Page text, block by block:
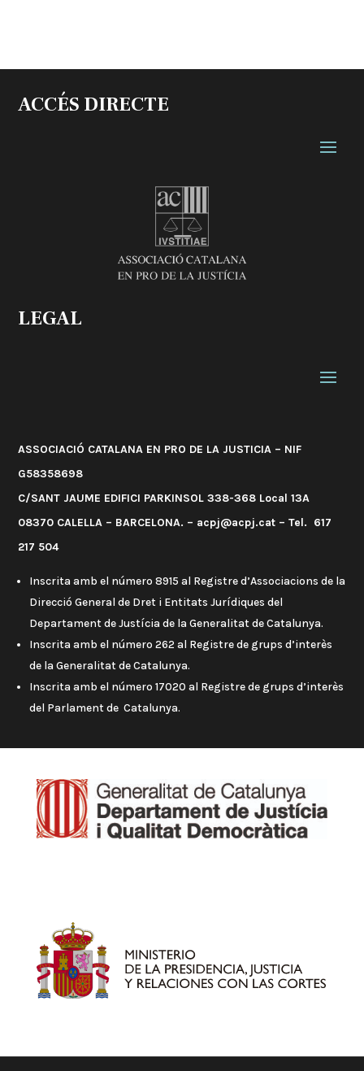
ACCÉS DIRECTE
LEGAL
ASSOCIACIÓ CATALANA EN PRO DE LA JUSTICIA – NIF
G58358698
C/SANT JAUME EDIFICI PARKINSOL 338-368 Local 13A
08370 CALELLA – BARCELONA. – acpj@acpj.cat – Tel. 617
217 504
Inscrita amb el número 8915 al Registre d’Associacions de la
Direcció General de Dret i Entitats Jurídiques del
Departament de Justícia de la Generalitat de Catalunya.
Inscrita amb el número 262 al Registre de grups d’interès
de la Generalitat de Catalunya.
Inscrita amb el número 17020 al Registre de grups d’interès
del Parlament de Catalunya.